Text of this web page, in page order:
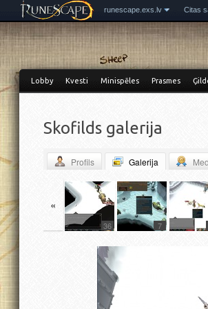
runescape.exs.lv Citas
Lobby Kvesti Minispēles Prasmes
Skofilds galerija
Profils Galerija
«
36 7